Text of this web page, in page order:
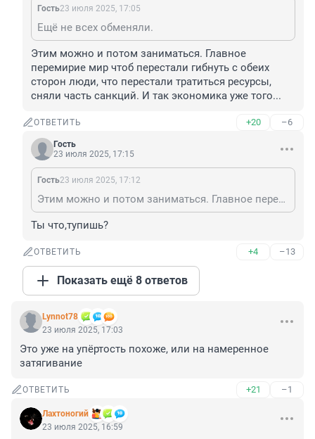
Гость23 июля 2025, 17:05
Ещё не всех обменяли.
Этим можно и потом заниматься. Главное
перемирие мир чтоб перестали гибнуть с обеих
сторон люди, что перестали тратиться ресурсы,
сняли часть санкций. И так экономика уже того...
ОТВЕТИТЬ +20 –6
Гость
23 июля 2025, 17:15
Гость23 июля 2025, 17:12
Этим можно и потом заниматься. Главное перемирие мир чтоб перестали гибнуть с обеих сторон люди, что перестали тратиться ресурсы, сняли часть санкций. И так экономика уже того...
Ты что,тупишь?
ОТВЕТИТЬ +4 –13
Показать ещё 8 ответов
Lynnot78
23 июля 2025, 17:03
Это уже на упёртость похоже, или на намеренное
затягивание
ОТВЕТИТЬ +21 –1
Лахтоногий
23 июля 2025, 16:59